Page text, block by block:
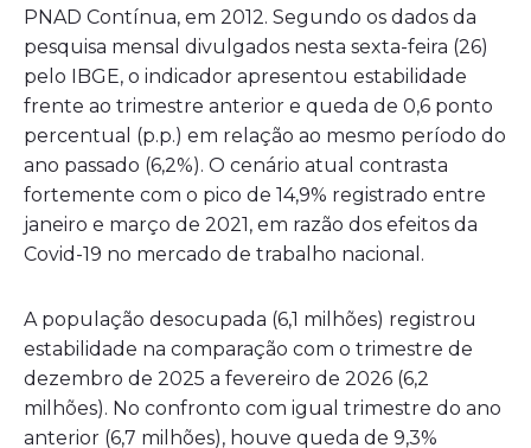
PNAD Contínua, em 2012. Segundo os dados da
pesquisa mensal divulgados nesta sexta-feira (26)
pelo IBGE, o indicador apresentou estabilidade
frente ao trimestre anterior e queda de 0,6 ponto
percentual (p.p.) em relação ao mesmo período do
ano passado (6,2%). O cenário atual contrasta
fortemente com o pico de 14,9% registrado entre
janeiro e março de 2021, em razão dos efeitos da
Covid-19 no mercado de trabalho nacional.
A população desocupada (6,1 milhões) registrou
estabilidade na comparação com o trimestre de
dezembro de 2025 a fevereiro de 2026 (6,2
milhões). No confronto com igual trimestre do ano
anterior (6,7 milhões), houve queda de 9,3%